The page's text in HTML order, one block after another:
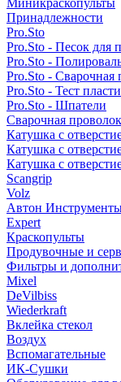
Миникраскопульты
Принадлежности
Pro.Sto
Pro.Sto - Песок для
Pro.Sto -
Pro.Sto - Сварочная
Pro.Sto - Тест
Pro.Sto - Шпатели
Сварочная
Катушка с
Катушка с
Катушка с
Scangrip
Volz
Автон
Expert
Краскопульты
Продувочные и
Фильтры и
Mixel
DeVilbiss
Wiederkraft
Вклейка стекол
Воздух
Вспомагательные
ИК-Сушки